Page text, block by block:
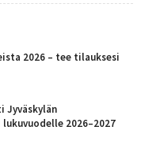
2026 – tee tilauksesi
Jyväskylän
2026–2027